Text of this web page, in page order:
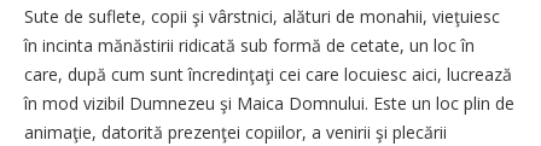
Sute de suflete, copii şi vârstnici, alături de monahii, vieţuiesc
în incinta mănăstirii ridicată sub formă de cetate, un loc în
care, după cum sunt încredinţaţi cei care locuiesc aici, lucrează
în mod vizibil Dumnezeu şi Maica Domnului. Este un loc plin de
animaţie, datorită prezenţei copiilor, a venirii şi plecării